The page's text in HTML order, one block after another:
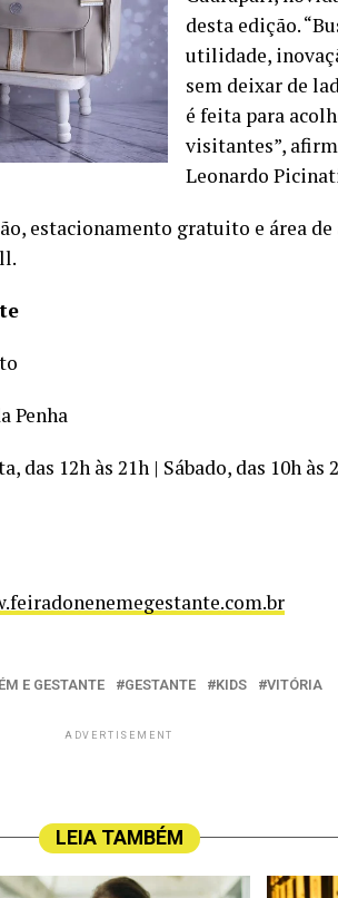
desta edição.
utilidade,
sem deixar de
é feita para
visitantes”,
Leonardo
estacionamento gratuito e área
Penha
das 12h às 21h | Sábado, das 10h às
E GESTANTE GESTANTE KIDS VITÓRIA
ADVERTISEMENT
LEIA TAMBÉM